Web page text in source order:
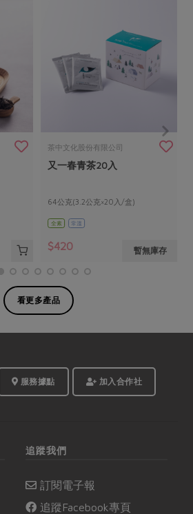
茶中文化股份有限公司
又一春青茶20入
64公克(3.2公克×20入/盒)
全素 常溫
$420 暫無庫存
看更多產品
服務據點 加入合作社
追蹤我們
訂閱電子報
追蹤Facebook專頁